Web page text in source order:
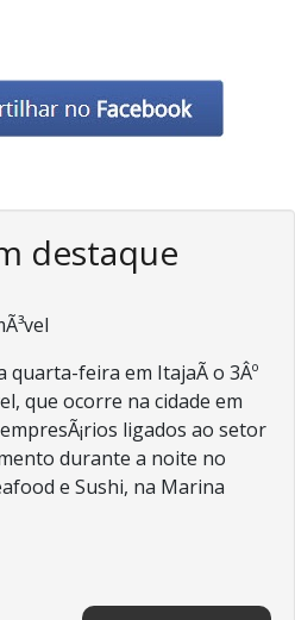
destaque
quarta-feira em ItajaÃ­ o 3Âº
que ocorre na cidade em
ligados ao setor
durante a noite no
e Sushi, na Marina